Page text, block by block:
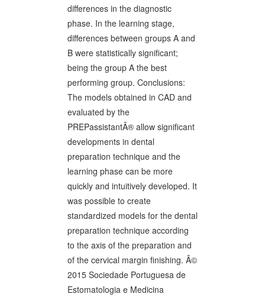
differences in the diagnostic
phase. In the learning stage,
differences between groups A and
B were statistically significant;
being the group A the best
performing group. Conclusions:
The models obtained in CAD and
evaluated by the
PREPassistantÂ® allow significant
developments in dental
preparation technique and the
learning phase can be more
quickly and intuitively developed. It
was possible to create
standardized models for the dental
preparation technique according
to the axis of the preparation and
of the cervical margin finishing. Â©
2015 Sociedade Portuguesa de
Estomatologia e Medicina